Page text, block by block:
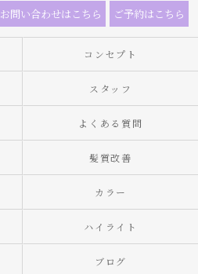
お問い合わせはこちら ご予約はこちら
コンセプト
スタッフ
よくある質問
髪質改善
カラー
ハイライト
ブログ